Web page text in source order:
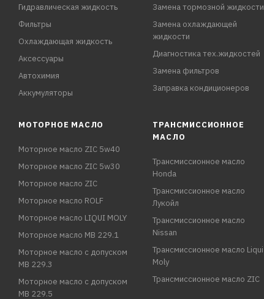
Гидравлическая жидкость
Фильтры
Охлаждающая жидкость
Аксессуары
Автохимия
Аккумуляторы
Замена тормозной жидкости
Замена охлаждающей
жидкости
Диагностика тех.жидкостей
Замена фильтров
Заправка кондиционеров
МОТОРНОЕ МАСЛО
Моторное масло ZIC 5w40
Моторное масло ZIC 5w30
Моторное масло ZIC
Моторное масло ROLF
Моторное масло LIQUI MOLY
Моторное масло MB 229.1
Моторное масло с допуском
MB 229.3
Моторное масло с допуском
MB 229.5
ТРАНСМИССИОННОЕ
МАСЛО
Трансмиссионное масло
Honda
Трансмиссионное масло
Лукойл
Трансмиссионное масло
Nissan
Трансмиссионное масло Liqui
Moly
Трансмиссионное масло ZIC